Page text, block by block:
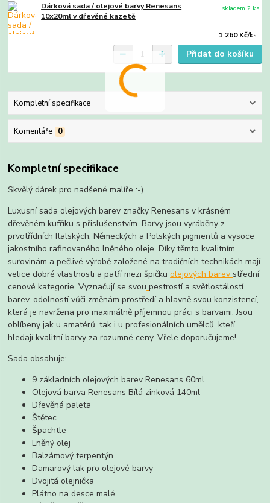
Dárková sada / olejové barvy Renesans
10x20ml v dřevěné kazetě
1 260 Kč/ks
skladem 2 ks
Přidat do košíku
Kompletní specifikace
Komentáře 0
Kompletní specifikace
Skvělý dárek pro nadšené malíře :-)
Luxusní sada olejových barev značky Renesans v krásném
dřevěném kufříku s přislušenstvím. Barvy jsou vyráběny z
prvotřídních Italských, Německých a Polských pigmentů a vysoce
jakostního rafinovaného lněného oleje. Díky těmto kvalitním
surovinám a pečlivé výrobě založené na tradičních technikách mají
velice dobré vlastnosti a patří mezi špičkuolejových barev střední
cenové kategorie. Vyznačují se svou pestrostí a světlostálostí
barev, odolností vůči změnám prostředí a hlavně svou konzistencí,
která je navržena pro maximálně příjemnou práci s barvami. Jsou
oblíbeny jak u amatérů, tak i u profesionálních umělců, kteří
hledají kvalitní barvy za rozumné ceny. Vřele doporučujeme!
Sada obsahuje:
9 základních olejových barev Renesans 60ml
Olejová barva Renesans Bílá zinková 140ml
Dřevěná paleta
Štětec
Špachtle
Lněný olej
Balzámový terpentýn
Damarový lak pro olejové barvy
Dvojitá olejnička
Plátno na desce malé